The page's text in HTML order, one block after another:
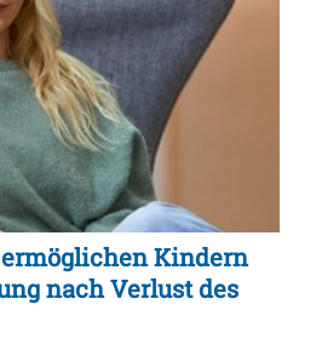
Kindern
nach Verlust des